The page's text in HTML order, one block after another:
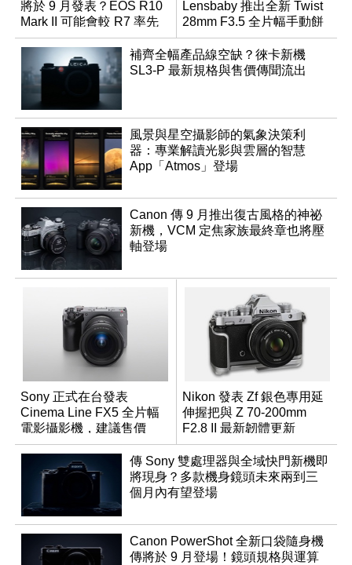
將於 9 月發表？EOS R10
Mark II 可能會較 R7 率先
推出
Lensbaby 推出全新 Twist
28mm F3.5 全片幅手動餅
乾鏡
補齊全幅產品線空缺？徠卡新機
SL3-P 最新規格與售價傳聞流出
風景與星空攝影師的氣象決策利
器：專業解讀光影與雲層的智慧
App「Atmos」登場
Canon 傳 9 月推出復古風格的神祕
新機，VCM 定焦家族最終章也將壓
軸登場
Sony 正式在台發表
Cinema Line FX5 全片幅
電影攝影機，建議售價
NT$144,980
Nikon 發表 Zf 銀色專用延
伸握把與 Z 70-200mm
F2.8 II 最新韌體更新
傳 Sony 雙處理器與全域快門新機即
將現身？多款機身鏡頭未來兩到三
個月內有望登場
Canon PowerShot 全新口袋隨身機
傳將於 9 月登場！鏡頭規格與運算